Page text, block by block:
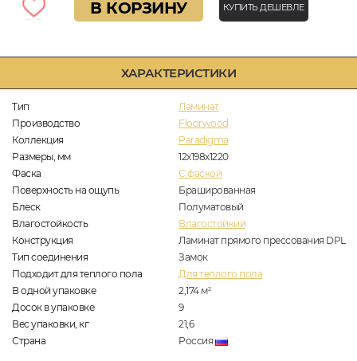
ХАРАКТЕРИСТИКИ
Тип
Ламинат
Производство
Floorwood
Коллекция
Paradigma
Размеры, мм
12х198х1220
Фаска
C фаской
Поверхность на ощупь
Брашированная
Блеск
Полуматовый
Влагостойкость
Влагостойкий
Конструкция
Ламинат прямого прессования DPL
Тип соединения
Замок
Подходит для теплого пола
Для теплого пола
В одной упаковке
2,174 м2
Досок в упаковке
9
Вес упаковки, кг
21,6
Страна
Россия
В КОРЗИНУ КУПИТЬ ДЕШЕВЛЕ